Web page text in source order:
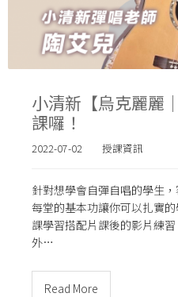
小清新【烏克麗麗
課囉！
2022-07-02 授課資訊
針對想學會自彈自唱的學生
每堂的基本功讓你可以扎實
課學習搭配片課後的影片練
外…
Read More